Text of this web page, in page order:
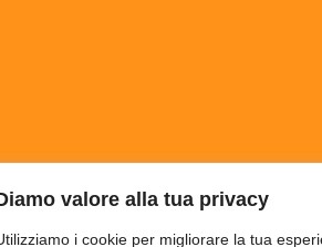
valore alla tua privacy
i cookie per migliorare la tua